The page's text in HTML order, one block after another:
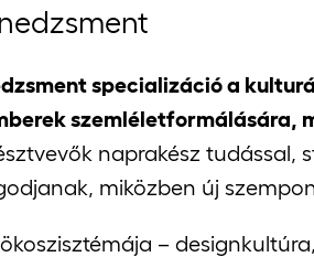
specializáció a
szemléletformálására,
naprakész
miközben új
–